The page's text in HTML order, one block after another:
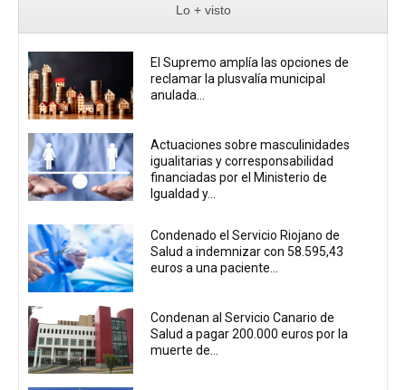
Lo + visto
El Supremo amplía las opciones de
reclamar la plusvalía municipal
anulada...
Actuaciones sobre masculinidades
igualitarias y corresponsabilidad
financiadas por el Ministerio de
Igualdad y...
Condenado el Servicio Riojano de
Salud a indemnizar con 58.595,43
euros a una paciente...
Condenan al Servicio Canario de
Salud a pagar 200.000 euros por la
muerte de...